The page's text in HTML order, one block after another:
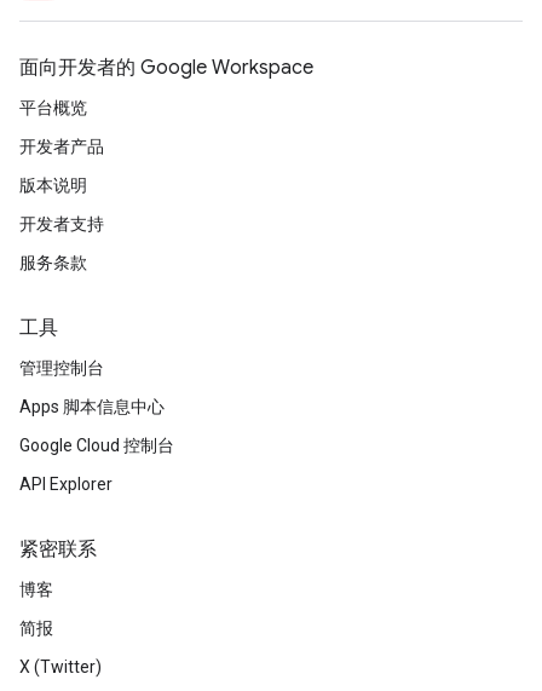
面向开发者的 Google Workspace
平台概览
开发者产品
版本说明
开发者支持
服务条款
工具
管理控制台
Apps 脚本信息中心
Google Cloud 控制台
API Explorer
紧密联系
博客
简报
X (Twitter)